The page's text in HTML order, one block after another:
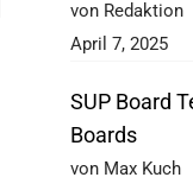
von Redaktion
April 7, 2025
SUP Board
Boards
von Max Kuch